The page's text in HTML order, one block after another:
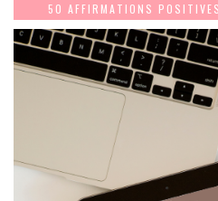
50 AFFIRMATIONS